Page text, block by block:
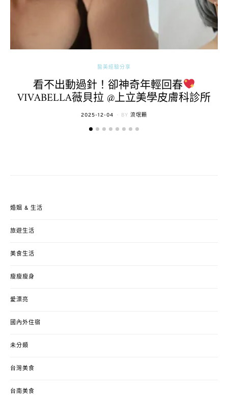
醫美經驗分享
看不出動過針！卻神奇年輕回春
VIVABELLA薇貝拉 @上立美學皮膚科診所
POSTED
2025-12-04 BY 流氓顆
婚姻 & 生活
旅遊生活
美食生活
瘦瘦瘦身
愛漂亮
國內外住宿
未分類
台灣美食
台南美食